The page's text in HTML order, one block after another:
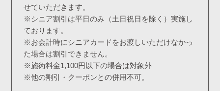
せていただきます。
※シニア割引は平日のみ（土日祝日を除く）実施し
ております。
※お会計時にシニアカードをお渡しいただけなかっ
た場合は割引できません。
※施術料金1,100円以下の場合は対象外
※他の割引・クーポンとの併用不可。